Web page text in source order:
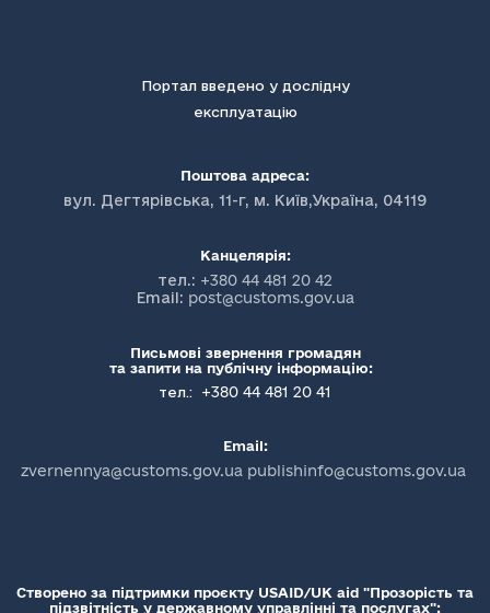
Портал введено у дослідну
експлуатацію
Поштова адреса:
вул. Дегтярівська, 11-г, м. Київ,Україна, 04119
Канцелярія:
тел.: +380 44 481 20 42
Email: post@customs.gov.ua
Письмові звернення громадян
та запити на публічну інформацію:
тел.:
+380 44 481 20 41
Email:
zvernennya@customs.gov.ua publishinfo@customs.gov.ua
Створено за підтримки проєкту USAID/UK aid "Прозорість та
підзвітність у державному управлінні та послугах":